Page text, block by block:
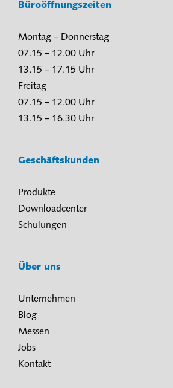
Büroöffnungszeiten
Montag – Donnerstag
07.15 – 12.00 Uhr
13.15 – 17.15 Uhr
Freitag
07.15 – 12.00 Uhr
13.15 – 16.30 Uhr
Geschäftskunden
Produkte
Downloadcenter
Schulungen
Über uns
Unternehmen
Blog
Messen
Jobs
Kontakt